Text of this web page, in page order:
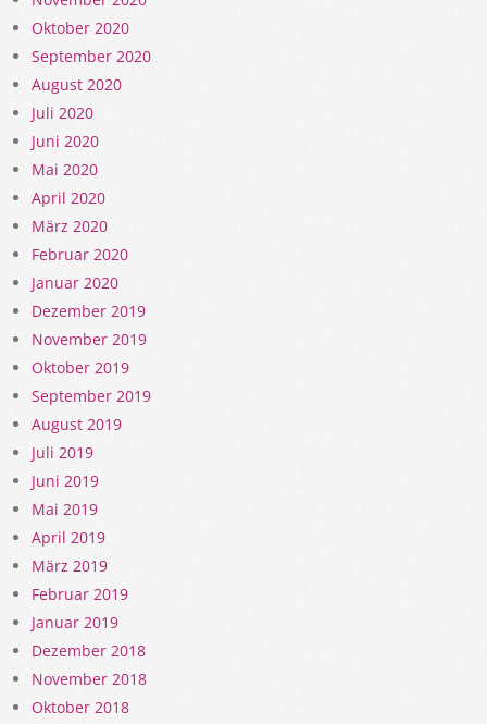
Oktober 2020
September 2020
August 2020
Juli 2020
Juni 2020
Mai 2020
April 2020
März 2020
Februar 2020
Januar 2020
Dezember 2019
November 2019
Oktober 2019
September 2019
August 2019
Juli 2019
Juni 2019
Mai 2019
April 2019
März 2019
Februar 2019
Januar 2019
Dezember 2018
November 2018
Oktober 2018